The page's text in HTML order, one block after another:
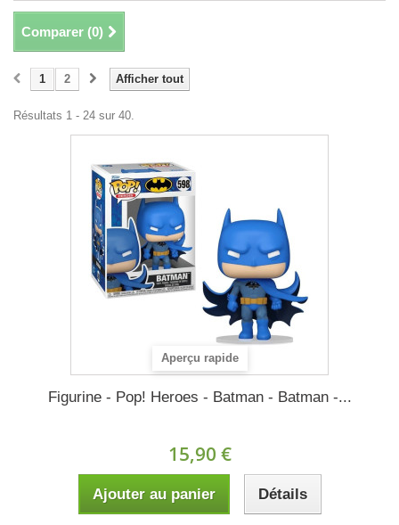
Comparer (0)
Afficher tout
1 2
Résultats 1 - 24 sur 40.
Aperçu rapide
Figurine - Pop! Heroes - Batman - Batman -...
15,90 €
Ajouter au panier Détails